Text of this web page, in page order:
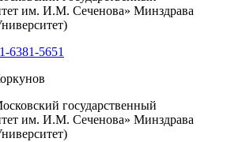
им. И.М. Сеченова» Минздрава
6381-5651
государственный
им. И.М. Сеченова» Минздрава